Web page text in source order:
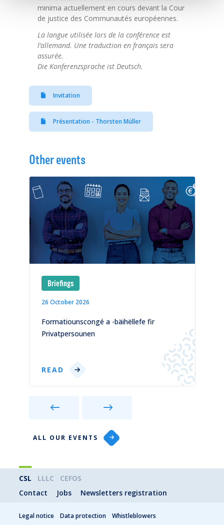
minima actuellement en cours devant la Cour
de justice des Communautés européennes.
La langue utilisée lors de la conférence est
l’allemand. Une traduction en français sera
assurée.
Die Konferenzsprache ist Deutsch.
Invitation
Présentation - Thorsten Müller
Other events
Briefings
26 October 2026
Formatiounscongé a -bäihëllefe fir
Privatpersounen
READ
ALL OUR EVENTS
CSL LLLC
CEFOS
Contact
Jobs Newsletters registration
Legal notice Data protection Whistleblowers